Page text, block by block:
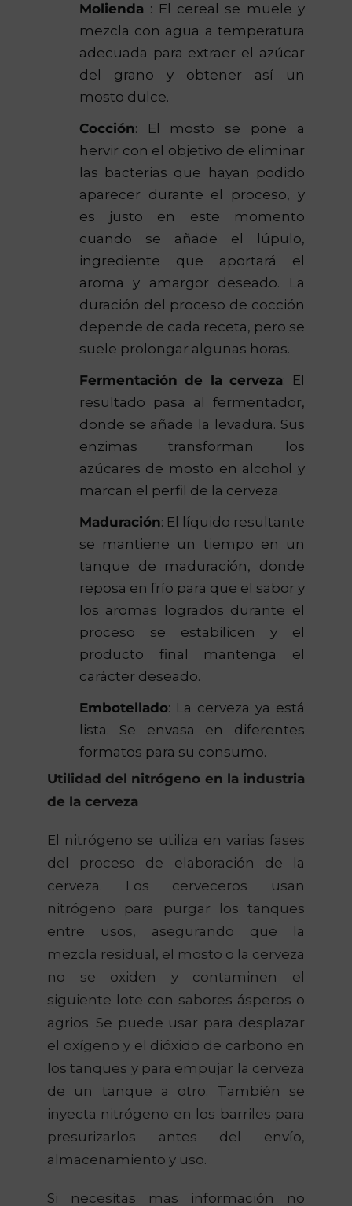
Molienda : El cereal se muele y
mezcla con agua a temperatura
adecuada para extraer el azúcar
del grano y obtener así un
mosto dulce.
Cocción: El mosto se pone a
hervir con el objetivo de eliminar
las bacterias que hayan podido
aparecer durante el proceso, y
es justo en este momento
cuando se añade el lúpulo,
ingrediente que aportará el
aroma y amargor deseado. La
duración del proceso de cocción
depende de cada receta, pero se
suele prolongar algunas horas.
Fermentación de la cerveza: El
resultado pasa al fermentador,
donde se añade la levadura. Sus
enzimas transforman los
azúcares de mosto en alcohol y
marcan el perfil de la cerveza.
Maduración: El líquido resultante
se mantiene un tiempo en un
tanque de maduración, donde
reposa en frío para que el sabor y
los aromas logrados durante el
proceso se estabilicen y el
producto final mantenga el
carácter deseado.
Embotellado: La cerveza ya está
lista. Se envasa en diferentes
formatos para su consumo.
Utilidad del nitrógeno en la industria
de la cerveza
El nitrógeno se utiliza en varias fases
del proceso de elaboración de la
cerveza. Los cerveceros usan
nitrógeno para purgar los tanques
entre usos, asegurando que la
mezcla residual, el mosto o la cerveza
no se oxiden y contaminen el
siguiente lote con sabores ásperos o
agrios. Se puede usar para desplazar
el oxígeno y el dióxido de carbono en
los tanques y para empujar la cerveza
de un tanque a otro. También se
inyecta nitrógeno en los barriles para
presurizarlos antes del envío,
almacenamiento y uso.
Si necesitas mas información no